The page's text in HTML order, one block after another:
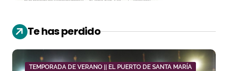
Te has perdido
TEMPORADA DE VERANO || EL PUERTO DE SANTA MARÍA